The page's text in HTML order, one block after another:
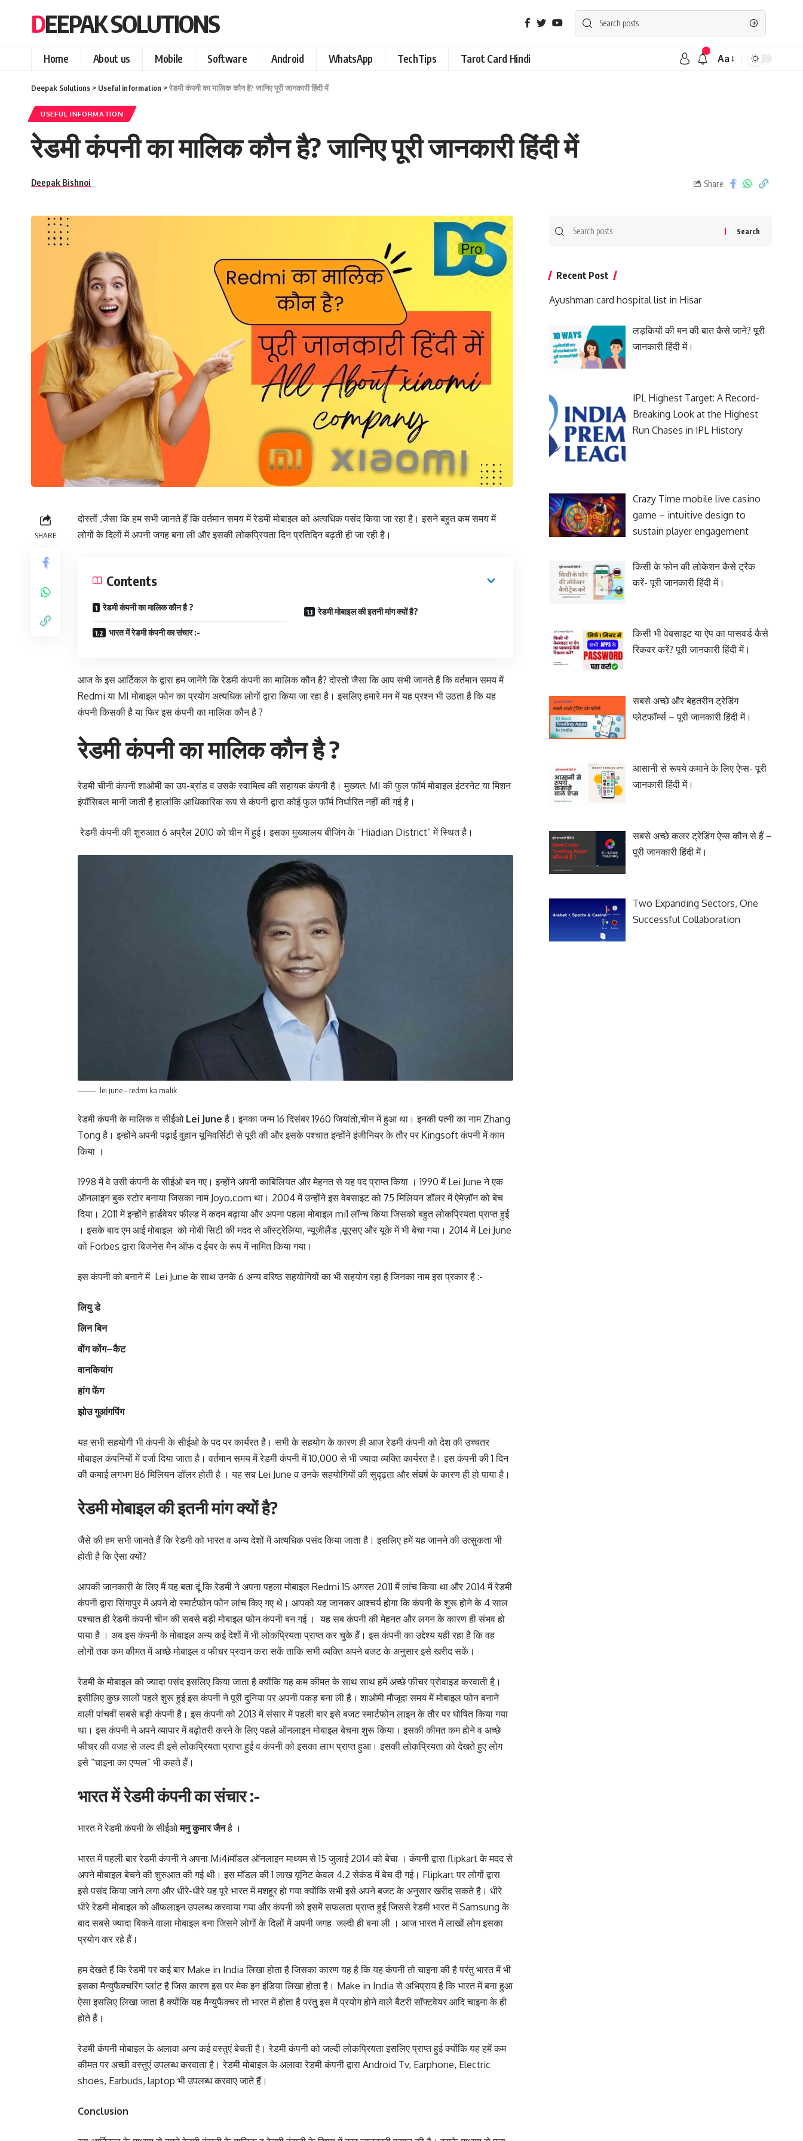
DEEPAK SOLUTIONS
Home About us Mobile Software Android WhatsApp TechTips Tarot Card Hindi Aa
Deepak Solutions > Useful information >रेडमी कंपनी का मालिक कौन है? जानिए पूरी जानकारी हिंदी में
USEFUL INFORMATION
रेडमी कंपनी का मालिक कौन है? जानिए पूरी जानकारी हिंदी में
Deepak Bishnoi Share
SHARE
दोस्तों ,जैसा कि हम सभी जानते हैं कि वर्तमान समय में रेडमी मोबाइल को अत्यधिक पसंद किया जा रहा है। इसने बहुत कम समय में
लोगों के दिलों में अपनी जगह बना ली और इसकी लोकप्रियता दिन प्रतिदिन बढ़ती ही जा रही है।
Contents
रेडमी कंपनी का मालिक कौन है ? रेडमी मोबाइल की इतनी मांग क्यों है?
भारत में रेडमी कंपनी का संचार :-
आज के इस आर्टिकल के द्वारा हम जानेंगे कि रेडमी कंपनी का मालिक कौन है? दोस्तों जैसा कि आप सभी जानते हैं कि वर्तमान समय में
Redmi या MI मोबाइल फोन का प्रयोग अत्यधिक लोगों द्वारा किया जा रहा है। इसलिए हमारे मन में यह प्रश्न भी उठता है कि यह
कंपनी किसकी है या फिर इस कंपनी का मालिक कौन है ?
रेडमी कंपनी का मालिक कौन है ?
रेडमी चीनी कंपनी शाओमी का उप-ब्रांड व उसके स्वामित्व की सहायक कंपनी है। मुख्यत: MI की फुल फॉर्म मोबाइल इंटरनेट या मिशन
इंपॉसिबल मानी जाती है हालांकि आधिकारिक रूप से कंपनी द्वारा कोई फुल फॉर्म निर्धारित नहीं की गई है।
रेडमी कंपनी की शुरुआत 6 अप्रैल 2010 को चीन में हुई। इसका मुख्यालय बीजिंग के “Hiadian District” में स्थित है।
lei june – redmi ka malik
रेडमी कंपनी के मालिक व सीईओ Lei Juneहै। इनका जन्म 16 दिसंबर 1960 जियांतो,चीन में हुआ था। इनकी पत्नी का नाम Zhang
Tong है। इन्होंने अपनी पढ़ाई वुहान यूनिवर्सिटी से पूरी की और इसके पश्चात इन्होंने इंजीनियर के तौर पर Kingsoft कंपनी में काम
किया ।
1998 में वे उसी कंपनी के सीईओ बन गए। इन्होंने अपनी काबिलियत और मेहनत से यह पद प्राप्त किया । 1990 में Lei June ने एक
ऑनलाइन बुक स्टोर बनाया जिसका नाम Joyo.com था। 2004 में उन्होंने इस वेबसाइट को 75 मिलियन डॉलर में ऐमेज़ॉन को बेच
दिया। 2011 में इन्होंने हार्डवेयर फील्ड में कदम बढ़ाया और अपना पहला मोबाइल mi1 लॉन्च किया जिसको बहुत लोकप्रियता प्राप्त हुई
। इसके बाद एम आई मोबाइल को मोबी सिटी की मदद से ऑस्ट्रेलिया, न्यूजीलैंड ,यूएसए और यूके में भी बेचा गया। 2014 में Lei June
को Forbes द्वारा बिजनेस मैन ऑफ द ईयर के रूप में नामित किया गया।
इस कंपनी को बनाने में Lei June के साथ उनके 6 अन्य वरिष्ठ सहयोगियों का भी सहयोग रहा है जिनका नाम इस प्रकार है :-
लियु डे
लिन बिन
वोंग कोंग–कैट
वानकियांग
हांग फेंग
झोउ गुआंगपिंग
यह सभी सहयोगी भी कंपनी के सीईओ के पद पर कार्यरत है। सभी के सहयोग के कारण ही आज रेडमी कंपनी को देश की उच्चतर
मोबाइल कंपनियों में दर्जा दिया जाता है। वर्तमान समय में रेडमी कंपनी में 10,000 से भी ज्यादा व्यक्ति कार्यरत है। इस कंपनी की 1 दिन
की कमाई लगभग 86 मिलियन डॉलर होती है । यह सब Lei June व उनके सहयोगियों की सुदृढ़ता और संघर्ष के कारण ही हो पाया है।
रेडमी मोबाइल की इतनी मांग क्यों है?
जैसे की हम सभी जानते हैं कि रेडमी को भारत व अन्य देशों में अत्यधिक पसंद किया जाता है। इसलिए हमें यह जानने की उत्सुकता भी
होती है कि ऐसा क्यों?
आपकी जानकारी के लिए मैं यह बता दूं कि रेडमी ने अपना पहला मोबाइल Redmi 1S अगस्त 2011 में लांच किया था और 2014 में रेडमी
कंपनी द्वारा सिंगापुर में अपने दो स्मार्टफोन फोन लांच किए गए थे। आपको यह जानकर आश्चर्य होगा कि कंपनी के शुरू होने के 4 साल
पश्चात ही रेडमी कंपनी चीन की सबसे बड़ी मोबाइल फोन कंपनी बन गई । यह सब कंपनी की मेहनत और लगन के कारण ही संभव हो
पाया है । अब इस कंपनी के मोबाइल अन्य कई देशों में भी लोकप्रियता प्राप्त कर चुके हैं। इस कंपनी का उद्देश्य यही रहा है कि वह
लोगों तक कम कीमत में अच्छे मोबाइल व फीचर प्रदान करा सकें ताकि सभी व्यक्ति अपने बजट के अनुसार इसे खरीद सकें।
रेडमी के मोबाइल को ज्यादा पसंद इसलिए किया जाता है क्योंकि यह कम कीमत के साथ साथ हमें अच्छे फीचर प्रोवाइड करवाती है।
इसीलिए कुछ सालों पहले शुरू हुई इस कंपनी ने पूरी दुनिया पर अपनी पकड़ बना ली है। शाओमी मौजूदा समय में मोबाइल फोन बनाने
वाली पांचवीं सबसे बड़ी कंपनी है। इस कंपनी को 2013 में संसार में पहली बार इसे बजट स्मार्टफोन लाइन के तौर पर घोषित किया गया
था। इस कंपनी ने अपने व्यापार में बढ़ोतरी करने के लिए पहले ऑनलाइन मोबाइल बेचना शुरू किया। इसकी कीमत कम होने व अच्छे
फीचर की वजह से जल्द ही इसे लोकप्रियता प्राप्त हुई व कंपनी को इसका लाभ प्राप्त हुआ। इसकी लोकप्रियता को देखते हुए लोग
इसे “चाइना का एप्पल” भी कहते हैं।
भारत में रेडमी कंपनी का संचार :-
भारत में रेडमी कंपनी के सीईओमनु कुमार जैनहै ।
भारत में पहली बार रेडमी कंपनी ने अपना Mi4iमॉडल ऑनलाइन माध्यम से 15 जुलाई 2014 को बेचा । कंपनी द्वारा flipkart के मदद से
अपने मोबाइल बेचने की शुरुआत की गई थी। इस मॉडल की 1 लाख यूनिट केवल 4.2 सेकंड में बेच दी गई। Flipkart पर लोगों द्वारा
इसे पसंद किया जाने लगा और धीरे-धीरे यह पूरे भारत में मशहूर हो गया क्योंकि सभी इसे अपने बजट के अनुसार खरीद सकते है। धीरे
धीरे रेडमी मोबाइल को ऑफलाइन उपलब्ध करवाया गया और कंपनी को इसमें सफलता प्राप्त हुई जिससे रेडमी भारत में Samsung के
बाद सबसे ज्यादा बिकने वाला मोबाइल बना जिसने लोगों के दिलों में अपनी जगह जल्दी ही बना ली । आज भारत में लाखों लोग इसका
प्रयोग कर रहे हैं।
हम देखते हैं कि रेडमी पर कई बार Make in India लिखा होता है जिसका कारण यह है कि यह कंपनी तो चाइना की है परंतु भारत में भी
इसका मैन्युफैक्चरिंग प्लांट है जिस कारण इस पर मेक इन इंडिया लिखा होता है। Make in India से अभिप्राय है कि भारत में बना हुआ
ऐसा इसलिए लिखा जाता है क्योंकि यह मैन्युफैक्चर तो भारत में होता है परंतु इस में प्रयोग होने वाले बैटरी सॉफ्टवेयर आदि चाइना के ही
होते हैं।
रेडमी कंपनी मोबाइल के अलावा अन्य कई वस्तुएं बेचती है। रेडमी कंपनी को जल्दी लोकप्रियता इसलिए प्राप्त हुई क्योंकि यह हमें कम
कीमत पर अच्छी वस्तुएं उपलब्ध करवाता है। रेडमी मोबाइल के अलावा रेडमी कंपनी द्वारा Android Tv, Earphone, Electric
shoes, Earbuds, laptop भी उपलब्ध करवाए जाते हैं।
Conclusion
Recent Post
Ayushman card hospital list in Hisar
लड़कियों की मन की बात कैसे जाने? पूरी
जानकारी हिंदी में।
IPL Highest Target: A Record-
Breaking Look at the Highest
Run Chases in IPL History
Crazy Time mobile live casino
game – intuitive design to
sustain player engagement
किसी के फोन की लोकेशन कैसे ट्रैक
करें- पूरी जानकारी हिंदी में।
किसी भी वेबसाइट या ऐप का पासवर्ड कैसे
रिकवर करें? पूरी जानकारी हिंदी में।
सबसे अच्छे और बेहतरीन ट्रेडिंग
प्लेटफॉर्म्स – पूरी जानकारी हिंदी में।
आसानी से रूपये कमाने के लिए ऐप्स- पूरी
जानकारी हिंदी में।
सबसे अच्छे कलर ट्रेडिंग ऐप्स कौन से हैं –
पूरी जानकारी हिंदी में।
Two Expanding Sectors, One
Successful Collaboration